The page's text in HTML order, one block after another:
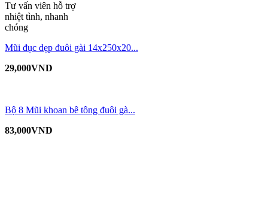
Tư vấn viên hỗ trợ
nhiệt tình, nhanh
chóng
Mũi đục dẹp đuôi gài 14x250x20...
29,000VND
Bộ 8 Mũi khoan bê tông đuôi gà...
83,000VND